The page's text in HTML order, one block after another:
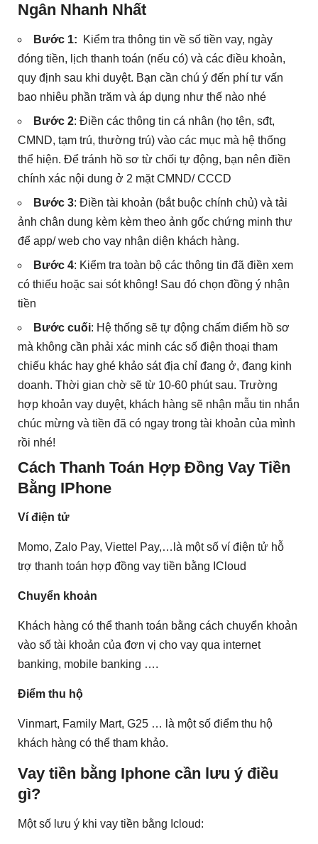
Ngân Nhanh Nhất
Bước 1: Kiểm tra thông tin về số tiền vay, ngày
đóng tiền, lịch thanh toán (nếu có) và các điều khoản,
quy định sau khi duyệt. Bạn cần chú ý đến phí tư vấn
bao nhiêu phần trăm và áp dụng như thế nào nhé
Bước 2: Điền các thông tin cá nhân (họ tên, sđt,
CMND, tạm trú, thường trú) vào các mục mà hệ thống
thể hiện. Để tránh hồ sơ từ chối tự động, bạn nên điền
chính xác nội dung ở 2 mặt CMND/ CCCD
Bước 3: Điền tài khoản (bắt buộc chính chủ) và tải
ảnh chân dung kèm kèm theo ảnh gốc chứng minh thư
để app/ web cho vay nhận diện khách hàng.
Bước 4: Kiểm tra toàn bộ các thông tin đã điền xem
có thiếu hoặc sai sót không! Sau đó chọn đồng ý nhận
tiền
Bước cuối: Hệ thống sẽ tự động chấm điểm hồ sơ
mà không cần phải xác minh các số điện thoại tham
chiếu khác hay ghé khảo sát địa chỉ đang ở, đang kinh
doanh. Thời gian chờ sẽ từ 10-60 phút sau. Trường
hợp khoản vay duyệt, khách hàng sẽ nhận mẫu tin nhắn
chúc mừng và tiền đã có ngay trong tài khoản của mình
rồi nhé!
Cách Thanh Toán Hợp Đồng Vay Tiền
Bằng IPhone
Ví điện tử
Momo, Zalo Pay, Viettel Pay,…là một số ví điện tử hỗ
trợ thanh toán hợp đồng vay tiền bằng ICloud
Chuyển khoản
Khách hàng có thể thanh toán bằng cách chuyển khoản
vào số tài khoản của đơn vị cho vay qua internet
banking, mobile banking ….
Điểm thu hộ
Vinmart, Family Mart, G25 … là một số điểm thu hộ
khách hàng có thể tham khảo.
Vay tiền bằng Iphone cần lưu ý điều
gì?
Một số lưu ý khi vay tiền bằng Icloud: